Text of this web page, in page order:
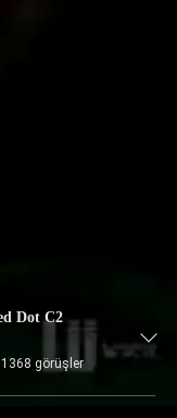
Dot C2
1368 görüşler